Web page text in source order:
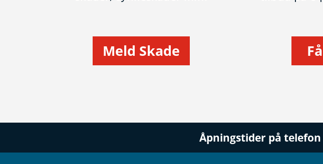
Meld Skade
Åpningstider på telefon